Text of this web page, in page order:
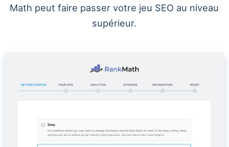
Math peut faire passer votre jeu SEO au niveau
supérieur.